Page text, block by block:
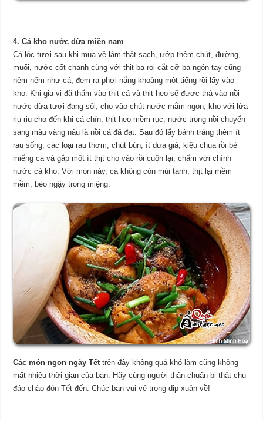
4. Cá kho nước dừa miền nam
Cá lóc tươi sau khi mua về làm thật sạch, ướp thêm chút, đường,
muối, nước cốt chanh cùng với thịt ba rọi cắt cỡ ba ngón tay cũng
nêm nếm như cá, đem ra phơi nắng khoảng một tiếng rồi lấy vào
kho. Khi gia vị đã thấm vào thịt cá và thịt heo sẽ được thả vào nồi
nước dừa tươi đang sôi, cho vào chút nước mắm ngon, kho với lửa
riu riu cho đến khi cá chín, thịt heo mềm rục, nước trong nồi chuyển
sang màu vàng nâu là nồi cá đã đạt. Sau đó lấy bánh tráng thêm ít
rau sống, các loại rau thơm, chút bún, ít dưa giá, kiệu chua rồi bẻ
miếng cá và gắp một ít thịt cho vào rồi cuộn lại, chấm với chính
nước cá kho. Với món này, cá không còn mùi tanh, thịt lại mềm
mềm, béo ngậy trong miệng.
Các món ngon ngày Tếttrên đây không quá khó làm cũng không
mất nhiều thời gian của bạn. Hãy cùng người thân chuẩn bị thật chu
đáo chào đón Tết đến. Chúc bạn vui vẻ trong dịp xuân về!